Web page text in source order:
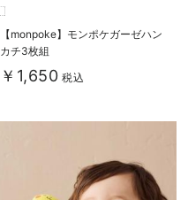
【monpoke】モンポケガーゼハン
カチ3枚組
￥1,650 税込